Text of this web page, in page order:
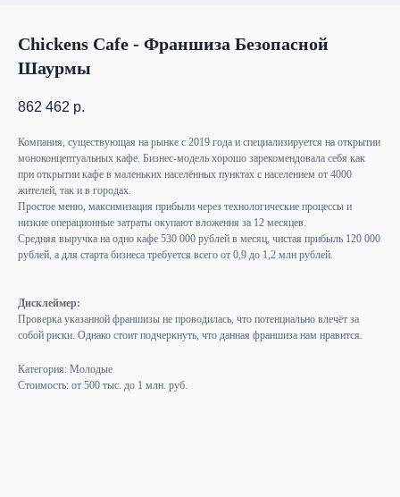
Chickens Cafe - Франшиза Безопасной
Шаурмы
862 462 р.
Компания, существующая на рынке с 2019 года и специализируется на открытии
моноконцептуальных кафе. Бизнес-модель хорошо зарекомендовала себя как
при открытии кафе в маленьких населённых пунктах с населением от 4000
жителей, так и в городах.
Простое меню, максимизация прибыли через технологические процессы и
низкие операционные затраты окупают вложения за 12 месяцев.
Средняя выручка на одно кафе 530 000 рублей в месяц, чистая прибыль 120 000
рублей, а для старта бизнеса требуется всего от 0,9 до 1,2 млн рублей.
Дисклеймер:
Проверка указанной франшизы не проводилась, что потенциально влечёт за
собой риски. Однако стоит подчеркнуть, что данная франшиза нам нравится.
Категория: Молодые
Стоимость: от 500 тыс. до 1 млн. руб.